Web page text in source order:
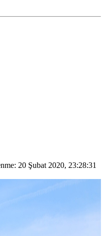
: 20 Şubat 2020, 23:28:31